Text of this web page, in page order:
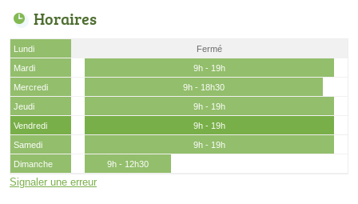
Horaires
Lundi
Fermé
Mardi
9h - 19h
Mercredi
9h - 18h30
Jeudi
9h - 19h
Vendredi
9h - 19h
Samedi
9h - 19h
Dimanche
9h - 12h30
Signaler une erreur